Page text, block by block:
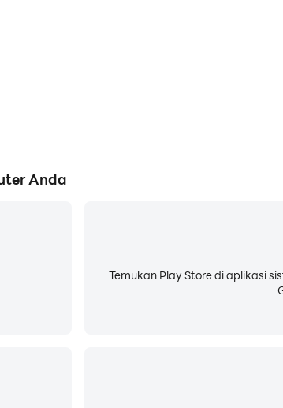
Anda
Temukan Play Store di aplikasi